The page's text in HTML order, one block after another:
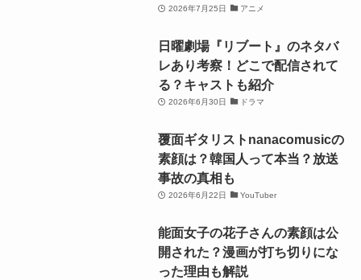
2026年7月25日 アニメ
日曜劇場『リブート』のネタバ
レあり考察！どこで配信されて
る？キャストも紹介
2026年6月30日 ドラマ
覆面ギタリストnanacomusicの
素顔は？韓国人って本当？放送
事故の真相も
2026年6月22日 YouTuber
能面女子の花子さんの素顔は公
開された？漫画が打ち切りにな
った理由も解説